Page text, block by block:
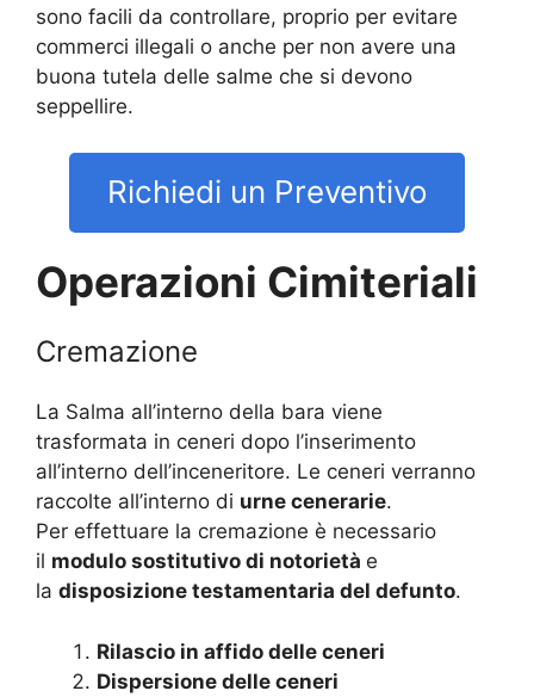
sono facili da controllare, proprio per evitare
commerci illegali o anche per non avere una
buona tutela delle salme che si devono
seppellire.
Richiedi un Preventivo
Operazioni Cimiteriali
Cremazione
La Salma all’interno della bara viene
trasformata in ceneri dopo l’inserimento
all’interno dell’inceneritore. Le ceneri verranno
raccolte all’interno di urne cenerarie.
Per effettuare la cremazione è necessario
il modulo sostitutivo di notorietà e
la disposizione testamentaria del defunto.
Rilascio in affido delle ceneri
Dispersione delle ceneri